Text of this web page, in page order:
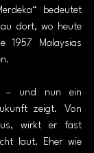
bedeutet
dort, wo heute
1957 Malaysias
– und nun ein
zeigt. Von
wirkt er fast
laut. Eher wie